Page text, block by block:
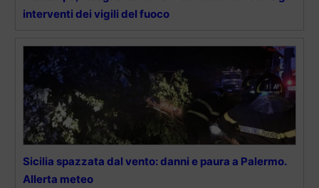
interventi dei vigili del fuoco
Sicilia spazzata dal vento: danni e paura a Palermo.
Allerta meteo